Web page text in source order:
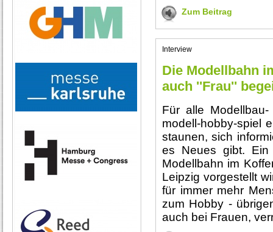
Zum Beitrag
Interview
Die Modellbahn
auch ''Frau''
Für alle
modell-hobby-spiel
staunen, sich
es Neues gibt.
Modellbahn im
Leipzig vorgestellt
für immer mehr
zum Hobby -
auch bei Frauen,